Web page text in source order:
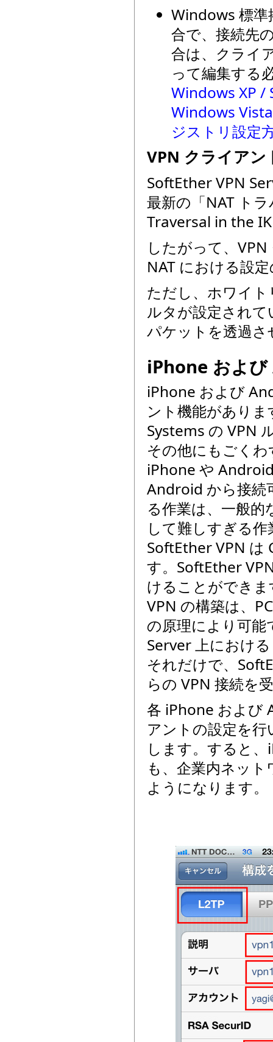
Windows 標準
合で、接続先
合は、クライ
って編集する
Windows XP /
Windows
ジストリ設定
VPN クライアン
SoftEther VPN
最新の「NAT ト
Traversal in the
したがって、
NAT における設
ただし、ホワイ
ルタが設定され
パケットを透過
iPhone およ
iPhone および
ント機能があり
Systems の VPN
その他にもごく
iPhone や
Android から接続
る作業は、一般
して難しすぎる
SoftEther VPN は
す。SoftEther
けることができ
VPN の構築は、
の原理により可
Server 上におけ
それだけで、
らの VPN 接続を
各 iPhone および
アントの設定を
します。すると
も、企業内ネッ
ようになります。